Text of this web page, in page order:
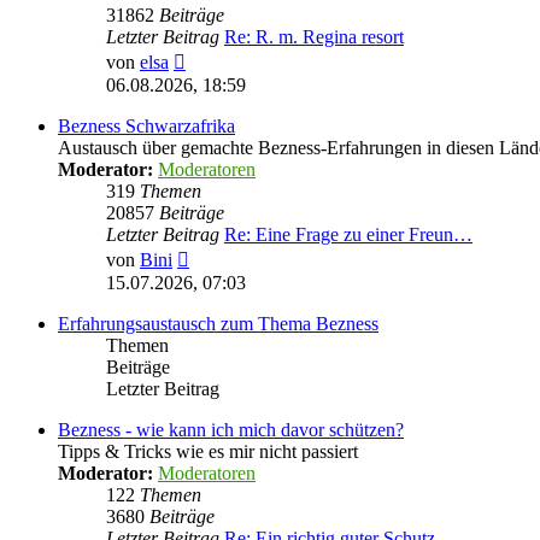
31862 Beiträge
Letzter Beitrag Re: R. m. Regina resort
von elsa
Beitrag
06.08.2026, 18:59
Bezness Schwarzafrika
Austausch über gemachte Bezness-Erfahrungen in diesen
Moderator: Moderatoren
319 Themen
20857 Beiträge
Letzter Beitrag Re: Eine Frage zu einer Freun…
von Bini
Beitrag
15.07.2026, 07:03
Erfahrungsaustausch zum Thema Bezness
Themen
Beiträge
Letzter Beitrag
Bezness - wie kann ich mich davor schützen?
Tipps & Tricks wie es mir nicht passiert
Moderator: Moderatoren
122 Themen
3680 Beiträge